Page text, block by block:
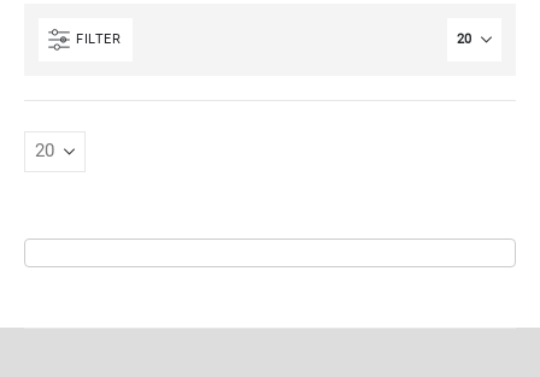
FILTER